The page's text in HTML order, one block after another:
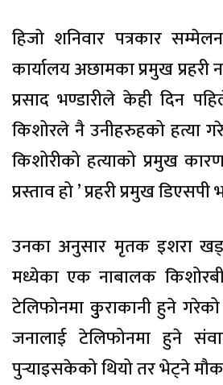
हिजाे शनिवार पत्रकार
कार्यालय अछामका प्रमुख प्रहरी
प्रसाद भण्डारीले केही दिन
किशोरले नै उनीहरुहको हत्या
किशोरीको हत्याको प्रमुख
प्रस्ताव हो ’ प्रहरी प्रमुख
उनका अनुसार मृतक इशरा
मध्येका एक नाबालक
टेलिफोनमा कुुराकानी हुने
जनालाई टेलिफोनमा हुने
पुर्‍याइसकेको थियो तर भेट्ने